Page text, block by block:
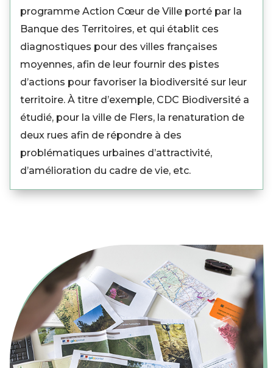
programme Action Cœur de Ville porté par la
Banque des Territoires, et qui établit ces
diagnostiques pour des villes françaises
moyennes, afin de leur fournir des pistes
d’actions pour favoriser la biodiversité sur leur
territoire. À titre d’exemple, CDC Biodiversité a
étudié, pour la ville de Flers, la renaturation de
deux rues afin de répondre à des
problématiques urbaines d’attractivité,
d’amélioration du cadre de vie, etc.